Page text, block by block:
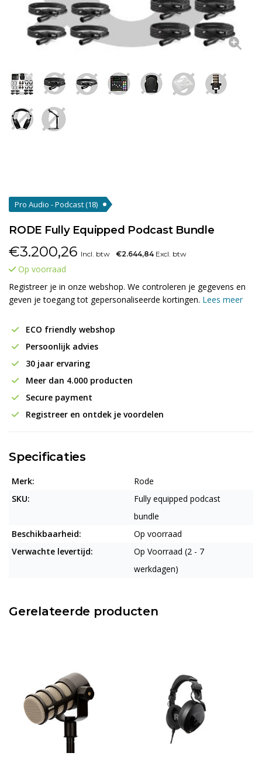
Pro Audio - Podcast(18)
RODE Fully Equipped Podcast Bundle
€3.200,26 Incl. btw €2.644,84 Excl. btw
Op voorraad
Registreer je in onze webshop. We controleren je gegevens en
geven je toegang tot gepersonaliseerde kortingen. Lees meer
ECO friendly webshop
Persoonlijk advies
30 jaar ervaring
Meer dan 4.000 producten
Secure payment
Registreer en ontdek je voordelen
Specificaties
Merk:
Rode
SKU:
Fully equipped podcast
bundle
Beschikbaarheid:
Op voorraad
Verwachte levertijd:
Op Voorraad (2 - 7
werkdagen)
Gerelateerde producten